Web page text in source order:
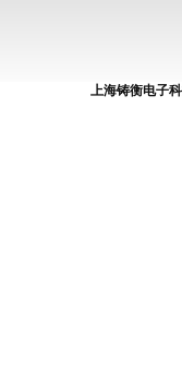
上海铸衡电子